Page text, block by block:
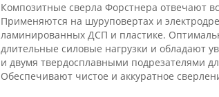
Композитные сверла Форстнера отвечают
Применяются на шуруповертах и
ламинированных ДСП и пластике.
длительные силовые нагрузки и
и двумя твердосплавными подрезателями
Обеспечивают чистое и аккуратное